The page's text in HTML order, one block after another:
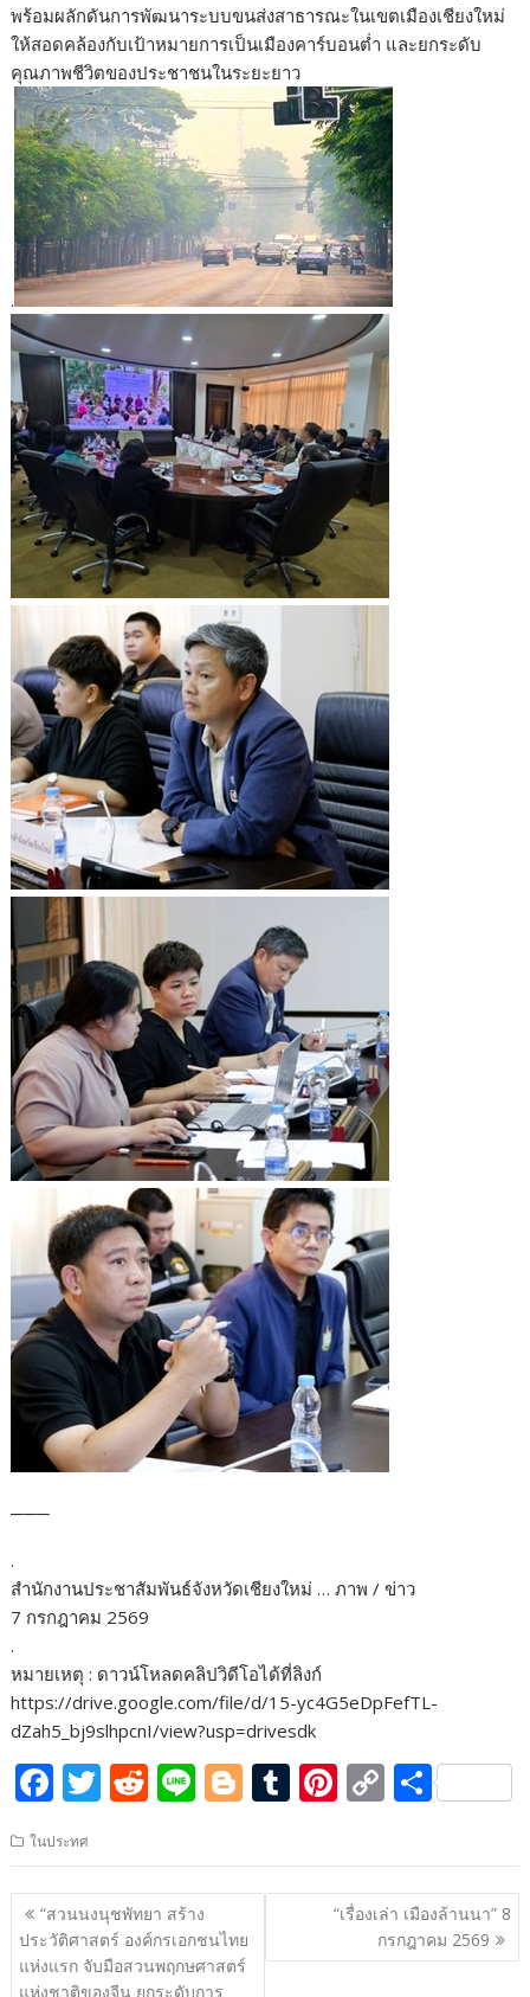
พร้อมผลักดันการพัฒนาระบบขนส่งสาธารณะในเขตเมืองเชียงใหม่
ให้สอดคล้องกับเป้าหมายการเป็นเมืองคาร์บอนต่ำ และยกระดับ
คุณภาพชีวิตของประชาชนในระยะยาว
.
───
.
สำนักงานประชาสัมพันธ์จังหวัดเชียงใหม่ … ภาพ / ข่าว
7 กรกฎาคม 2569
.
หมายเหตุ : ดาวน์โหลดคลิปวิดีโอได้ที่ลิงก์
https://drive.google.com/file/d/15-yc4G5eDpFefTL-
dZah5_bj9slhpcnI/view?usp=drivesdk
F
e
b
o
o
T
itt
er
R
d
di
t
Li
e
Bl
g
g
er
T
m
bl
Pi
er
e
st
C
p
y
Li
n
S
ar
e
ในประทศ
แนะแนว
เรื่อง
“สวนนงนุชพัทยา สร้าง
ประวัติศาสตร์ องค์กรเอกชนไทย
แห่งแรก จับมือสวนพฤกษศาสตร์
แห่งชาติของจีน ยกระดับการ
“เรื่องเล่า เมืองล้านนา” 8
กรกฎาคม 2569